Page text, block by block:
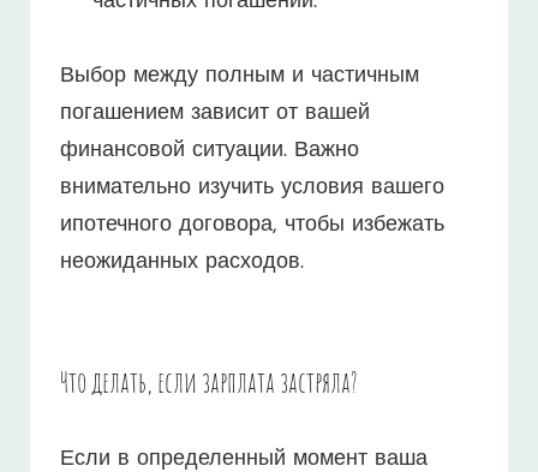
Выбор между полным и частичным
погашением зависит от вашей
финансовой ситуации. Важно
внимательно изучить условия вашего
ипотечного договора, чтобы избежать
неожиданных расходов.
Что делать, если зарплата застряла?
Если в определенный момент ваша